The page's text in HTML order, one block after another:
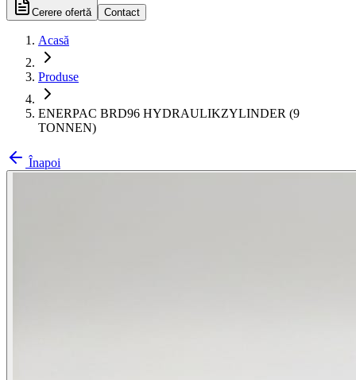
Cerere ofertă Contact
Acasă
Produse
ENERPAC BRD96 HYDRAULIKZYLINDER (9
TONNEN)
Înapoi